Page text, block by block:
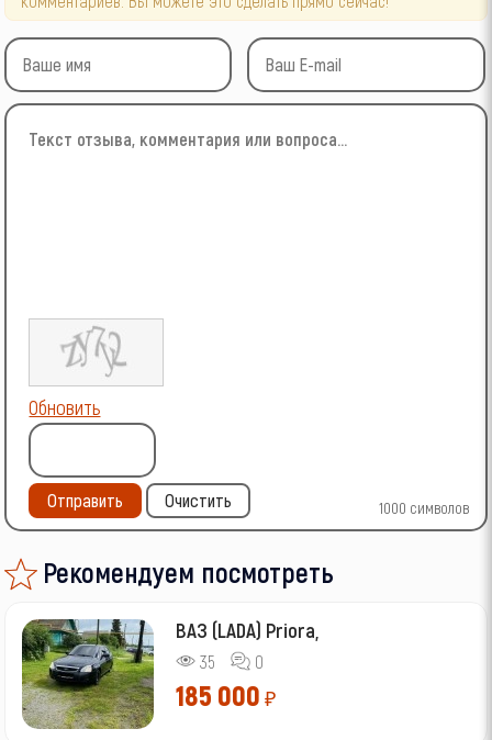
1000 символов
Обновить
Отправить Очистить
Рекомендуем посмотреть
ВАЗ (LADA) Priora,
35 0
185 000 ₽